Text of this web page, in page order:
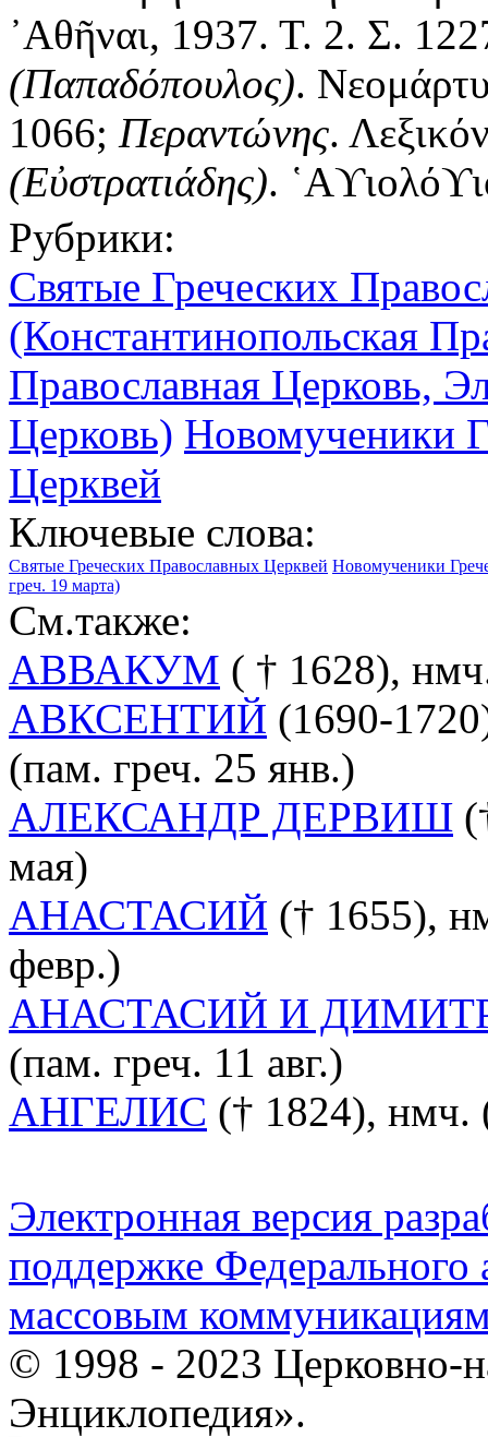
᾿Αθῆναι, 1937. Τ. 2. Σ.
(Παπαδόπουλος).
1066; Περαντώνης.
(Εὐστρατιάδης).
Рубрики:
Святые Греческих
(Константинопольская
Православная Церковь,
Церковь) Новомученики
Церквей
Ключевые слова:
Святые Греческих Православных Церквей Новомученики
греч. 19 марта)
См.также:
АВВАКУМ ( † 1628),
АВКСЕНТИЙ (1690-
(пам. греч. 25 янв.)
АЛЕКСАНДР ДЕРВИШ
мая)
АНАСТАСИЙ († 1655),
февр.)
АНАСТАСИЙ И
(пам. греч. 11 авг.)
АНГЕЛИС († 1824), нмч.
Электронная версия
поддержке Федерального
массовым
© 1998 - 2023 Церковно-
Энциклопедия».